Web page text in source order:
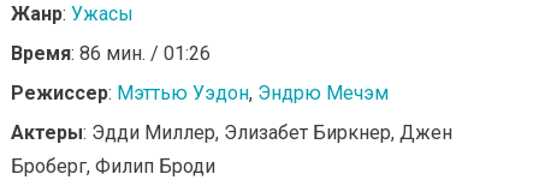
Жанр: Ужасы
Время: 86 мин. / 01:26
Режиссер: Мэттью Уэдон, Эндрю Мечэм
Актеры: Эдди Миллер, Элизабет Биркнер, Джен
Броберг, Филип Броди